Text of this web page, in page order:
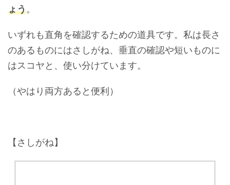
ょう。
いずれも直角を確認するための道具です。私は長さ
のあるものにはさしがね、垂直の確認や短いものに
はスコヤと、使い分けています。
（やはり両方あると便利）
【さしがね】